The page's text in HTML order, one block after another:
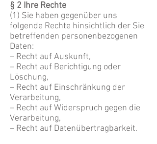
§ 2 Ihre Rechte
(1) Sie haben gegenüber uns
folgende Rechte hinsichtlich der Sie
betreffenden personenbezogenen
Daten:
– Recht auf Auskunft,
– Recht auf Berichtigung oder
Löschung,
– Recht auf Einschränkung der
Verarbeitung,
– Recht auf Widerspruch gegen die
Verarbeitung,
– Recht auf Datenübertragbarkeit.